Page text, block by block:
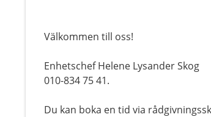
Välkommen till oss!
Enhetschef Helene Lysander Skog
010-834 75 41.
Du kan boka en tid via